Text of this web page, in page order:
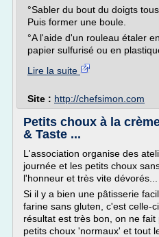
°Sabler du bout du doigts
Puis former une boule.
°A l'aide d'un rouleau étaler
papier sulfurisé ou en
Lire la suite
Site : http://chefsimon.com
Petits choux à la
& Taste ...
L'association organise des
journée et les petits choux
l'honneur et très vite dévorés...
Si il y a bien une pâtisserie
farine sans gluten, c'est celle-
résultat est très bon, on ne
petits choux 'normaux' et tout